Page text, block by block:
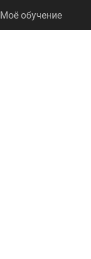
Моё обучение